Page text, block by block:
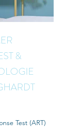
&
Test (ART)